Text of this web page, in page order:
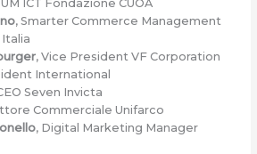
ICT Fondazione CUOA
, Smarter Commerce Management
, Vice President VF Corporation
International
Seven Invicta
Commerciale Unifarco
, Digital Marketing Manager